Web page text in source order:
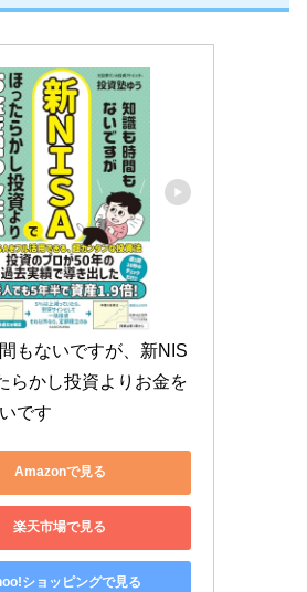
もないですが、新NIS
らかし投資よりお金を
です
Amazonで見る
楽天市場で見る
ショッピングで見る